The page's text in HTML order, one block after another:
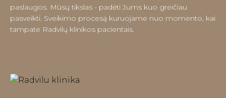
paslaugos. Mūsų tikslas - padėti Jums kuo greičiau
pasveikti. Sveikimo procesą kuruojame nuo momento, kai
tampate Radvilų klinikos pacientais.